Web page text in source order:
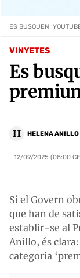
VINYETES
Es
H HELENA ANILLO
12/09/2025 (08:00
ES BUSQUEN
Si el Govern
que han de
establir-se al
Anillo, és
categoria